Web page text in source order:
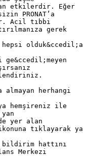
etkilerdir. Eğer
PRONAT’a
Acil tıbbi
gerek
olduk&ccedil;a
herhangi
hemşireniz ile
yer alan
tıklayarak ya
bildirim hattını
Merkezi